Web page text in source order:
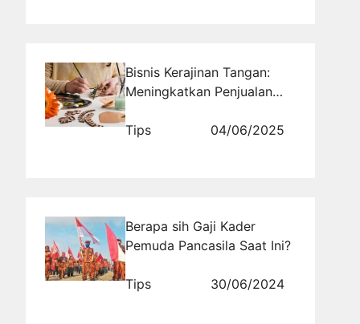
Bisnis Kerajinan Tangan:
Meningkatkan Penjualan
Tips
04/06/2025
Berapa sih Gaji Kader
Pemuda Pancasila Saat Ini?
Tips 30/06/2024